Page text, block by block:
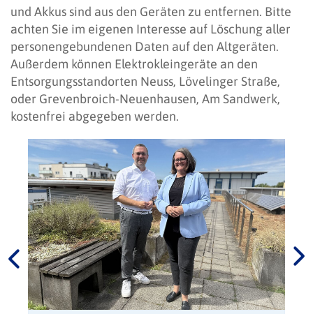
und Akkus sind aus den Geräten zu entfernen. Bitte
achten Sie im eigenen Interesse auf Löschung aller
personengebundenen Daten auf den Altgeräten.
Außerdem können Elektrokleingeräte an den
Entsorgungsstandorten Neuss, Lövelinger Straße,
oder Grevenbroich-Neuenhausen, Am Sandwerk,
kostenfrei abgegeben werden.